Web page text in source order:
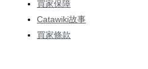
買家保障
Catawiki故事
買家條款